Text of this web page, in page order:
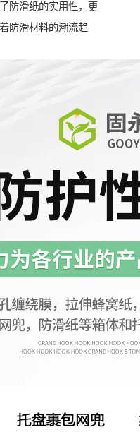
防滑纸的实用性，更
防滑材料的潮流趋